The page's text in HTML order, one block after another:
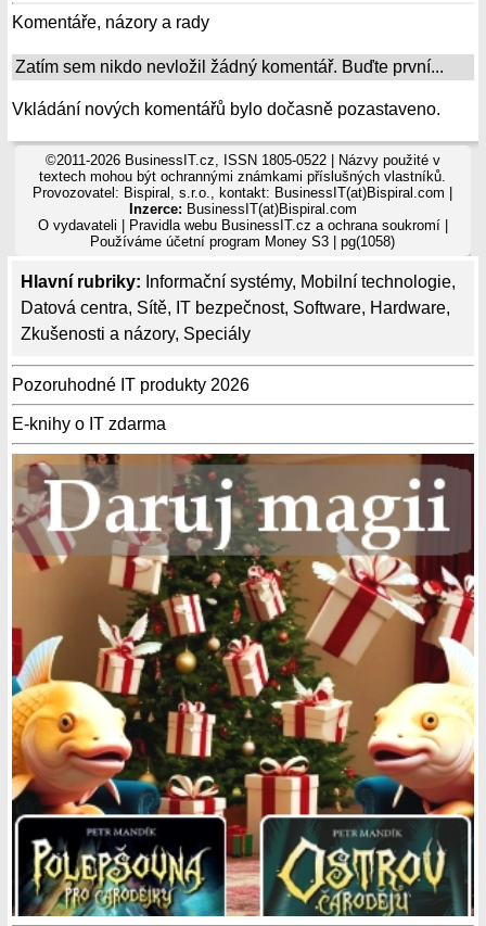
Hlavní rubriky: Informační systémy, Mobilní technologie,
Datová centra, Sítě, IT bezpečnost, Software, Hardware,
Zkušenosti a názory, Speciály
Pozoruhodné IT produkty 2026
E-knihy o IT zdarma
Komentáře, názory a rady
Zatím sem nikdo nevložil žádný komentář. Buďte první...
Vkládání nových komentářů bylo dočasně pozastaveno.
©2011-2026 BusinessIT.cz, ISSN 1805-0522 | Názvy použité v
textech mohou být ochrannými známkami příslušných vlastníků.
Provozovatel: Bispiral, s.r.o., kontakt: BusinessIT(at)Bispiral.com |
Inzerce: BusinessIT(at)Bispiral.com
O vydavateli
Pravidla webu BusinessIT.cz a ochrana soukromí|
Používámeúčetní program Money S3 | pg(1058)